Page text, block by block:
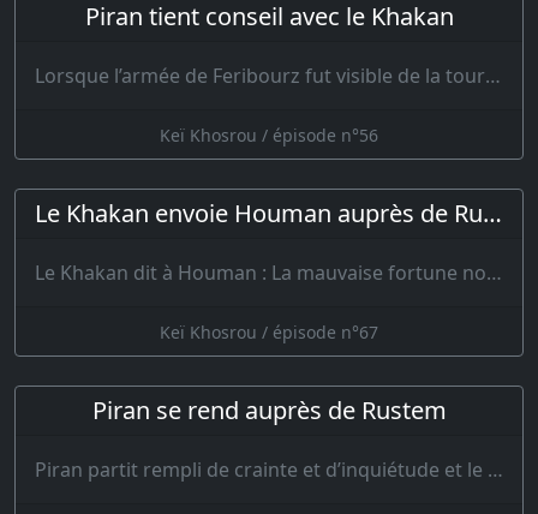
Piran tient conseil avec le Khakan
Lorsque l’armée de Feribourz fut visible de la tour des Touraniens, la sentinelle ac…
Keï Khosrou / épisode n°56
Le Khakan envoie Houman auprès de Rustem
Le Khakan dit à Houman : La mauvaise fortune nous serre de près. Ne voudrais-t…
Keï Khosrou / épisode n°67
Piran se rend auprès de Rustem
Piran partit rempli de crainte et d’inquiétude et le cœur navré de l’arrivée de Rustem. …